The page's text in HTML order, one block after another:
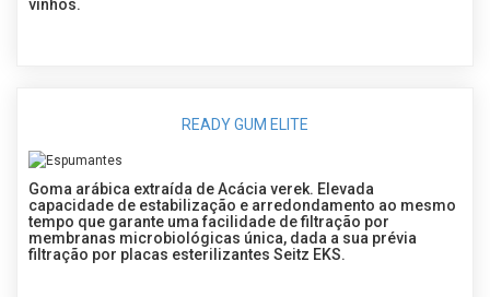
vinhos.
READY GUM ELITE
Goma arábica extraída de Acácia verek. Elevada
capacidade de estabilização e arredondamento ao mesmo
tempo que garante uma facilidade de filtração por
membranas microbiológicas única, dada a sua prévia
filtração por placas esterilizantes Seitz EKS.